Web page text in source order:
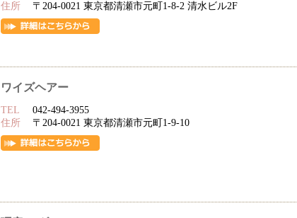
住所
〒204-0021 東京都清瀬市元町1-8-2 清水ビル2F
ワイズヘアー
TEL
042-494-3955
住所
〒204-0021 東京都清瀬市元町1-9-10